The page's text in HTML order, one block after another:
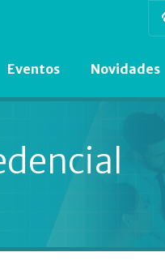
Eventos Novidades